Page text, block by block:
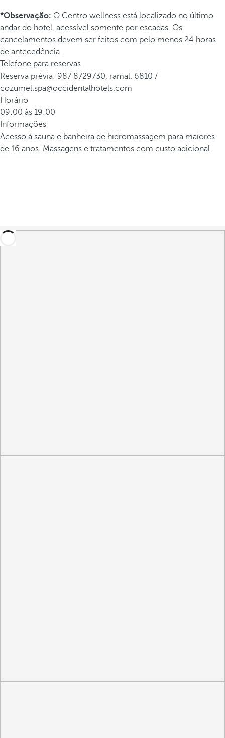
*Observação: O Centro wellness está localizado no último
andar do hotel, acessível somente por escadas. Os
cancelamentos devem ser feitos com pelo menos 24 horas
de antecedência.
Telefone para reservas
Reserva prévia: 987 8729730, ramal. 6810 /
cozumel.spa@occidentalhotels.com
Horário
09:00 às 19:00
Informações
Acesso à sauna e banheira de hidromassagem para maiores
de 16 anos. Massagens e tratamentos com custo adicional.